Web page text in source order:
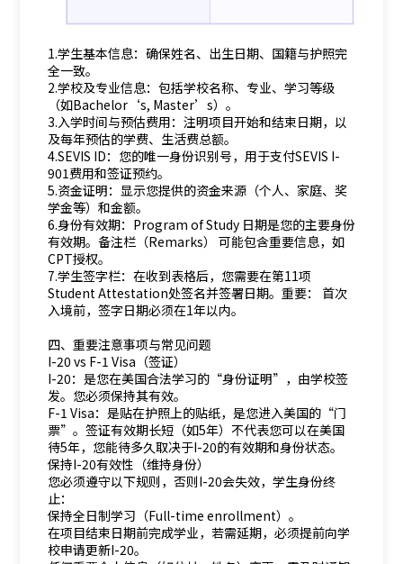
1.学生基本信息：确保姓名、出生日期、国籍与护照完
全一致。
2.学校及专业信息：包括学校名称、专业、学习等级
（如Bachelor‘s, Master’s）。
3.入学时间与预估费用：注明项目开始和结束日期，以
及每年预估的学费、生活费总额。
4.SEVIS ID：您的唯一身份识别号，用于支付SEVIS I-
901费用和签证预约。
5.资金证明：显示您提供的资金来源（个人、家庭、奖
学金等）和金额。
6.身份有效期：Program of Study 日期是您的主要身份
有效期。备注栏（Remarks） 可能包含重要信息，如
CPT授权。
7.学生签字栏：在收到表格后，您需要在第11项
Student Attestation处签名并签署日期。重要： 首次
入境前，签字日期必须在1年以内。
四、重要注意事项与常见问题
I-20 vs F-1 Visa（签证）
I-20：是您在美国合法学习的“身份证明”，由学校签
发。您必须保持其有效。
F-1 Visa：是贴在护照上的贴纸，是您进入美国的“门
票”。签证有效期长短（如5年）不代表您可以在美国
待5年，您能待多久取决于I-20的有效期和身份状态。
保持I-20有效性（维持身份）
您必须遵守以下规则，否则I-20会失效，学生身份终
止：
保持全日制学习（Full-time enrollment）。
在项目结束日期前完成学业，若需延期，必须提前向学
校申请更新I-20。